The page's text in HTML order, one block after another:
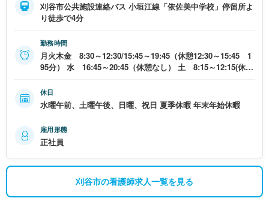
勤務時間
月火木金 8:30～12:30/15:45～19:45（休憩12:30～15:45 1
95分） 水 16:45～20:45（休憩なし） 土 8:15～12:15(休憩
刈谷市公共施設連絡バス 小垣江線「依佐美中学校」停留所よ
り徒歩で4分
休日
水曜午前、土曜午後、日曜、祝日 夏季休暇 年末年始休暇
雇用形態
正社員
刈谷市の看護師求人一覧を見る